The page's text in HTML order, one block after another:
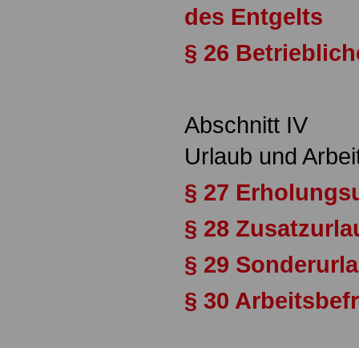
des Entgelts
§ 26
Abschnitt IV
Urlaub und
§ 27
§ 28
§ 29
§ 30